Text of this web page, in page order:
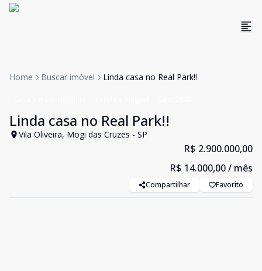
Home Buscar imóvel Linda casa no Real Park!!
Linda casa no Real Park!!
Vila Oliveira, Mogi das Cruzes - SP
R$ 2.900.000,00
R$ 14.000,00/ mês
Compartilhar Favorito